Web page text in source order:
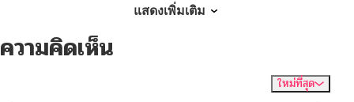
แสดงเพิ่มเติม
ความคิดเห็น
ใหม่ที่สุด